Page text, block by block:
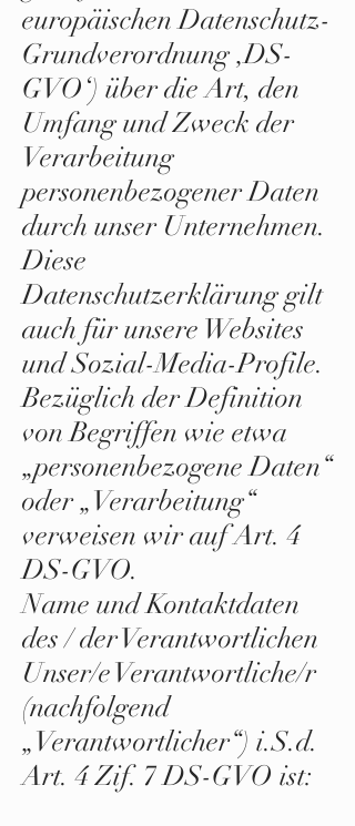
europäischen Datenschutz-
Grundverordnung ‚DS-
GVO‘) über die Art, den
Umfang und Zweck der
Verarbeitung
personenbezogener Daten
durch unser Unternehmen.
Diese
Datenschutzerklärung gilt
auch für unsere Websites
und Sozial-Media-Profile.
Bezüglich der Definition
von Begriffen wie etwa
„personenbezogene Daten“
oder „Verarbeitung“
verweisen wir auf Art. 4
DS-GVO.
Name und Kontaktdaten
des / der Verantwortlichen
Unser/e Verantwortliche/r
(nachfolgend
„Verantwortlicher“) i.S.d.
Art. 4 Zif. 7 DS-GVO ist: